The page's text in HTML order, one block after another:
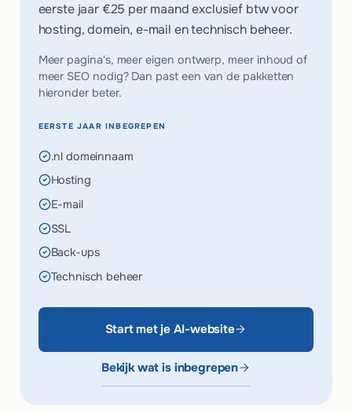
eerste jaar €25 per maandexclusief btw voor
hosting, domein, e-mail en technisch beheer.
Meer pagina's, meer eigen ontwerp, meer inhoud of
meer SEO nodig? Dan past een van de pakketten
hieronder beter.
EERSTE JAAR INBEGREPEN
.nl domeinnaam
Hosting
E-mail
SSL
Back-ups
Technisch beheer
Start met je AI-website
Bekijk wat is inbegrepen